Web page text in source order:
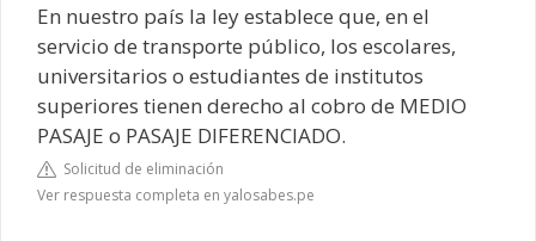
En nuestro país la ley establece que, en el
servicio de transporte público, los escolares,
universitarios o estudiantes de institutos
superiores tienen derecho al cobro de MEDIO
PASAJE o PASAJE DIFERENCIADO.
Solicitud de eliminación
Ver respuesta completa en yalosabes.pe